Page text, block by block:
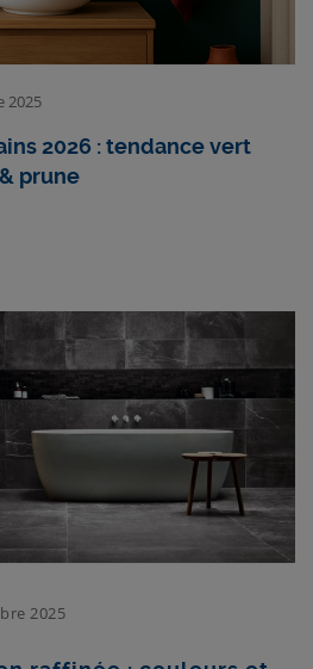
2025
2026 : tendance vert
prune
2025